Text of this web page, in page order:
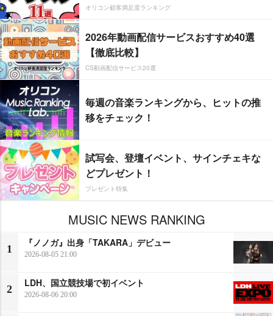
オリコン顧客満足度ランキング
2026年動画配信サービスおすすめ40選
【徹底比較】
CS動画配信サービス20選
毎週の音楽ランキングから、ヒットの推
移をチェック！
試写会、登壇イベント、サインチェキな
どプレゼント！
プレゼント特集
MUSIC NEWS RANKING
1
『ノノガ』出身「TAKARA」デビュー
2026-08-05 21:00
2
LDH、国立競技場で初イベント
2026-08-06 20:00